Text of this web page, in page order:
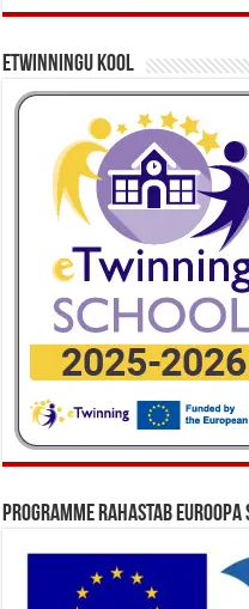
eTwinningu kool
Programme rahastab